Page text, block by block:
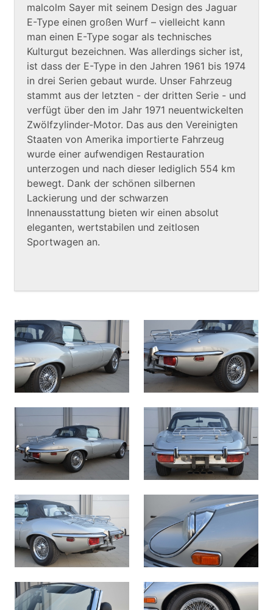
malcolm Sayer mit seinem Design des Jaguar
E-Type einen großen Wurf – vielleicht kann
man einen E-Type sogar als technisches
Kulturgut bezeichnen. Was allerdings sicher ist,
ist dass der E-Type in den Jahren 1961 bis 1974
in drei Serien gebaut wurde. Unser Fahrzeug
stammt aus der letzten - der dritten Serie - und
verfügt über den im Jahr 1971 neuentwickelten
Zwölfzylinder-Motor. Das aus den Vereinigten
Staaten von Amerika importierte Fahrzeug
wurde einer aufwendigen Restauration
unterzogen und nach dieser lediglich 554 km
bewegt. Dank der schönen silbernen
Lackierung und der schwarzen
Innenausstattung bieten wir einen absolut
eleganten, wertstabilen und zeitlosen
Sportwagen an.